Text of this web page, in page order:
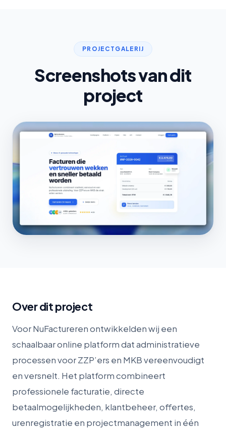
PROJECTGALERIJ
Screenshots van dit
project
Over dit project
Voor NuFactureren ontwikkelden wij een
schaalbaar online platform dat administratieve
processen voor ZZP’ers en MKB vereenvoudigt
en versnelt. Het platform combineert
professionele facturatie, directe
betaalmogelijkheden, klantbeheer, offertes,
urenregistratie en projectmanagement in één